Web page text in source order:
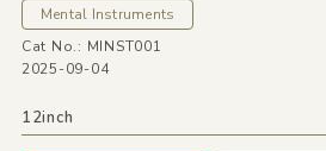
Mental Instruments
Cat No.: MINST001
2025-09-04
12inch